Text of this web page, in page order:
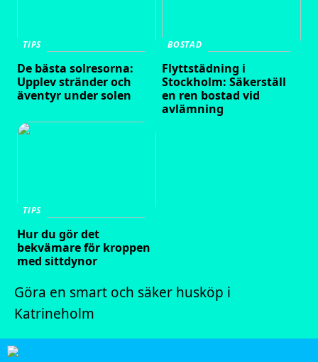
TIPS
De bästa solresorna:
Upplev stränder och
äventyr under solen
BOSTAD
Flyttstädning i
Stockholm: Säkerställ
en ren bostad vid
avlämning
TIPS
Hur du gör det
bekvämare för kroppen
med sittdynor
Göra en smart och säker husköp i
Katrineholm